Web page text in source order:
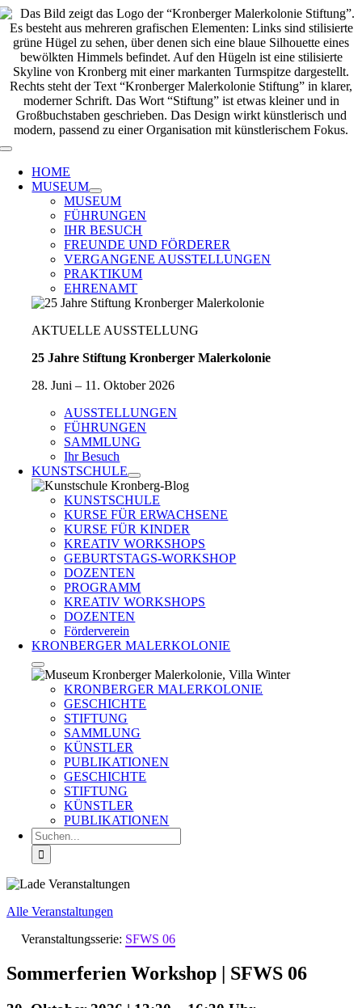
Zum
Inhalt
springen
Toggle
Navigation
HOME
MUSEUM
MUSEUM
FÜHRUNGEN
IHR BESUCH
FREUNDE UND FÖRDERER
VERGANGENE AUSSTELLUNGEN
PRAKTIKUM
EHRENAMT
AKTUELLE AUSSTELLUNG
25 Jahre Stiftung Kronberger Malerkolonie
28. Juni – 11. Oktober 2026
AUSSTELLUNGEN
FÜHRUNGEN
SAMMLUNG
Ihr Besuch
KUNSTSCHULE
KUNSTSCHULE
KURSE FÜR ERWACHSENE
KURSE FÜR KINDER
KREATIV WORKSHOPS
GEBURTSTAGS-WORKSHOP
DOZENTEN
PROGRAMM
KREATIV WORKSHOPS
DOZENTEN
Förderverein
KRONBERGER MALERKOLONIE
KRONBERGER MALERKOLONIE
GESCHICHTE
STIFTUNG
SAMMLUNG
KÜNSTLER
PUBLIKATIONEN
GESCHICHTE
STIFTUNG
KÜNSTLER
PUBLIKATIONEN
Suche
nach:
Alle Veranstaltungen
Veranstaltungsserie: SFWS 06
Sommerferien Workshop | SFWS 06